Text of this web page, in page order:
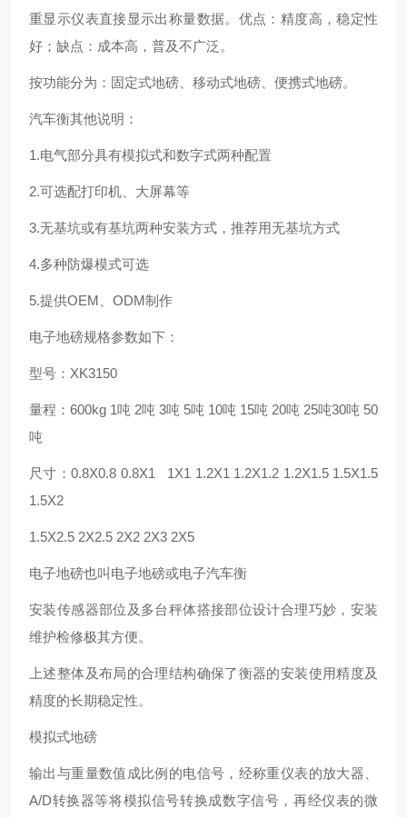
重显示仪表直接显示出称量数据。优点：精度高，稳定性
好；缺点：成本高，普及不广泛。
按功能分为：固定式地磅、移动式地磅、便携式地磅。
汽车衡其他说明：
1.电气部分具有模拟式和数字式两种配置
2.可选配打印机、大屏幕等
3.无基坑或有基坑两种安装方式，推荐用无基坑方式
4.多种防爆模式可选
5.提供OEM、ODM制作
电子地磅规格参数如下：
型号：XK3150
量程：600kg 1吨 2吨 3吨 5吨 10吨 15吨 20吨 25吨30吨 50
吨
尺寸：0.8X0.8 0.8X1 1X1 1.2X1 1.2X1.2 1.2X1.5 1.5X1.5
1.5X2
1.5X2.5 2X2.5 2X2 2X3 2X5
电子地磅也叫电子地磅或电子汽车衡
安装传感器部位及多台秤体搭接部位设计合理巧妙，安装
维护检修极其方便。
上述整体及布局的合理结构确保了衡器的安装使用精度及
精度的长期稳定性。
模拟式地磅
输出与重量数值成比例的电信号，经称重仪表的放大器、
A/D转换器等将模拟信号转换成数字信号，再经仪表的微